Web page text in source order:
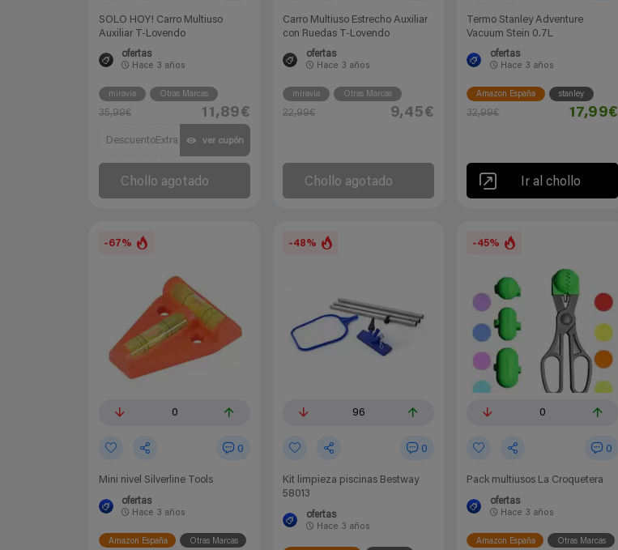
SOLO HOY! Carro Multiuso
Auxiliar T-Lovendo
ofertas
Hace 3 años
miravia Otras Marcas
35,99€ 11,89€
DescuentoExtra ver cupón
Chollo agotado
Carro Multiuso Estrecho Auxiliar
con Ruedas T-Lovendo
ofertas
Hace 3 años
miravia Otras Marcas
22,99€ 9,45€
Chollo agotado
Termo Stanley Adventure
Vacuum Stein 0.7L
ofertas
Hace 3 años
Amazon España stanley
32,99€ 17,99€
Ir al chollo
-67%
0
0
Mini nivel Silverline Tools
ofertas
Hace 3 años
Amazon España Otras Marcas
-48%
96
0
Kit limpieza piscinas Bestway
58013
ofertas
Hace 3 años
-45%
0
0
Pack multiusos La Croquetera
ofertas
Hace 3 años
Amazon España Otras Marcas